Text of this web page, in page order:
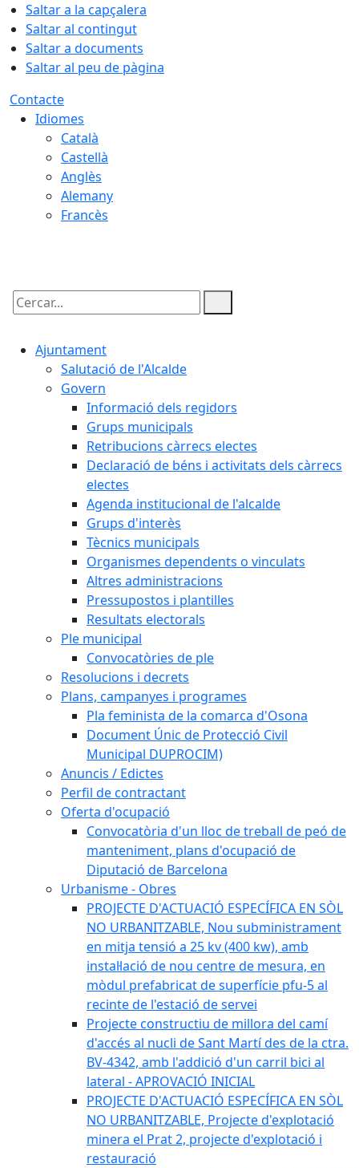
Saltar a la capçalera
Saltar al contingut
Saltar a documents
Saltar al peu de pàgina
Contacte
Idiomes
Català
Castellà
Anglès
Alemany
Francès
Cercar:
Ajuntament
Salutació de l'Alcalde
Govern
Informació dels regidors
Grups municipals
Retribucions càrrecs electes
Declaració de béns i activitats dels càrrecs
electes
Agenda institucional de l'alcalde
Grups d'interès
Tècnics municipals
Organismes dependents o vinculats
Altres administracions
Pressupostos i plantilles
Resultats electorals
Ple municipal
Convocatòries de ple
Resolucions i decrets
Plans, campanyes i programes
Pla feminista de la comarca d'Osona
Document Únic de Protecció Civil
Municipal DUPROCIM)
Anuncis / Edictes
Perfil de contractant
Oferta d'ocupació
Convocatòria d'un lloc de treball de peó de
manteniment, plans d'ocupació de
Diputació de Barcelona
Urbanisme - Obres
PROJECTE D'ACTUACIÓ ESPECÍFICA EN SÒL
NO URBANITZABLE, Nou subministrament
en mitja tensió a 25 kv (400 kw), amb
instal·lació de nou centre de mesura, en
mòdul prefabricat de superfície pfu-5 al
recinte de l'estació de servei
Projecte constructiu de millora del camí
d'accés al nucli de Sant Martí des de la ctra.
BV-4342, amb l'addició d'un carril bici al
lateral - APROVACIÓ INICIAL
PROJECTE D'ACTUACIÓ ESPECÍFICA EN SÒL
NO URBANITZABLE, Projecte d'explotació
minera el Prat 2, projecte d'explotació i
restauració